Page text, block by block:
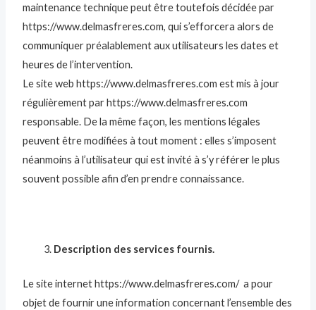
maintenance technique peut être toutefois décidée par
https://www.delmasfreres.com, qui s’efforcera alors de
communiquer préalablement aux utilisateurs les dates et
heures de l’intervention.
Le site web https://www.delmasfreres.com est mis à jour
régulièrement par https://www.delmasfreres.com
responsable. De la même façon, les mentions légales
peuvent être modifiées à tout moment : elles s’imposent
néanmoins à l’utilisateur qui est invité à s’y référer le plus
souvent possible afin d’en prendre connaissance.
Description des services fournis.
Le site internet https://www.delmasfreres.com/ a pour
objet de fournir une information concernant l’ensemble des